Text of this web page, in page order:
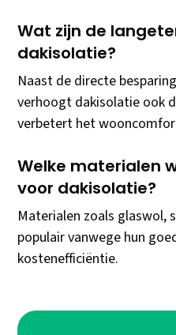
Wat zijn de
dakisolatie?
Naast de directe
verhoogt dakisolatie ook
verbetert het
Welke materialen
voor dakisolatie?
Materialen zoals glaswol,
populair vanwege hun
kostenefficiëntie.